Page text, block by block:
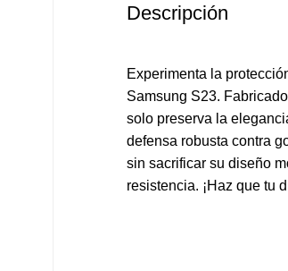
Descripción
Experimenta la
Samsung S23.
solo preserva la
defensa robusta contra
sin sacrificar su diseño
resistencia. ¡Haz que tu